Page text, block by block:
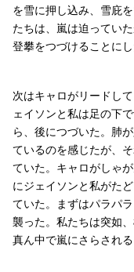
を雪に押し込み、雪庇
たちは、嵐は迫ってい
登攀をつづけることにし
次はキャロがリードし
ェイソンと私は足の下
ら、後につづいた。肺
ているのを感じたが、
ていた。キャロがしゃ
にジェイソンと私がた
ていた。まずはパラパ
襲った。私たちは突如
真ん中で嵐にさらされる